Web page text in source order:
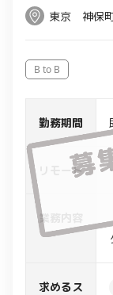
東京 神保
B to B
勤務期間
リモート
業務内容
求めるス